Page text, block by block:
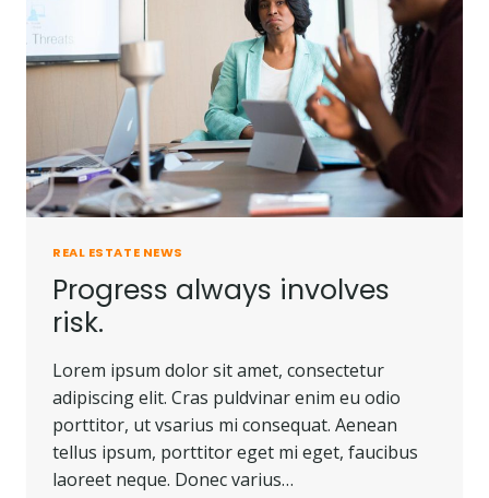
REAL ESTATE NEWS
Progress always involves
risk.
Lorem ipsum dolor sit amet, consectetur
adipiscing elit. Cras puldvinar enim eu odio
porttitor, ut vsarius mi consequat. Aenean
tellus ipsum, porttitor eget mi eget, faucibus
laoreet neque. Donec varius…